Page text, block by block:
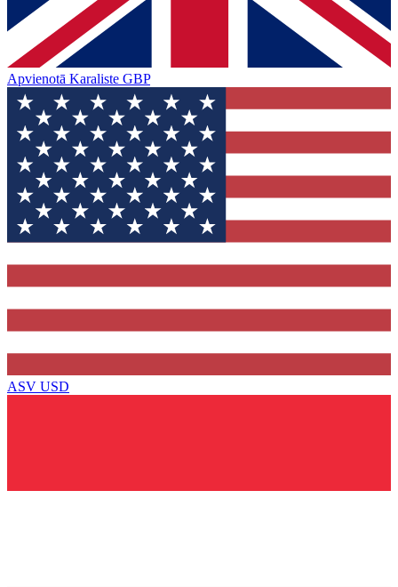
Apvienotā Karaliste GBP
ASV USD